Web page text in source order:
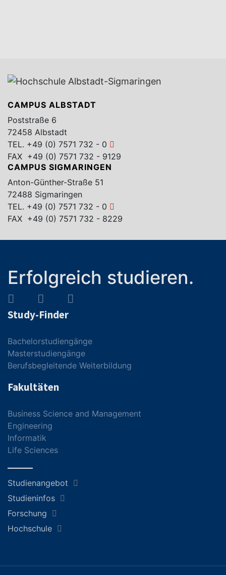
CAMPUS ALBSTADT
Poststraße 6
72458 Albstadt
TEL. +49 (0) 7571 732 - 0
FAX +49 (0) 7571 732 - 9129
CAMPUS SIGMARINGEN
Anton-Günther-Straße 51
72488 Sigmaringen
TEL. +49 (0) 7571 732 - 0
FAX +49 (0) 7571 732 - 8229
Erfolgreich studieren.
Study-Finder
Bachelorstudiengänge
Masterstudiengänge
Berufsbegleitende Weiterbildung
Fakultäten
Business Science and Management
Engineering
Informatik
Life Sciences
Studienangebot
Studieninfos
Forschung
Hochschule